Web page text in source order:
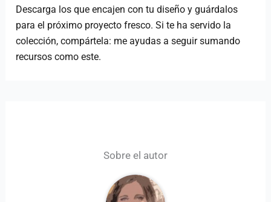
Descarga los que encajen con tu diseño y guárdalos
para el próximo proyecto fresco. Si te ha servido la
colección, compártela: me ayudas a seguir sumando
recursos como este.
Sobre el autor